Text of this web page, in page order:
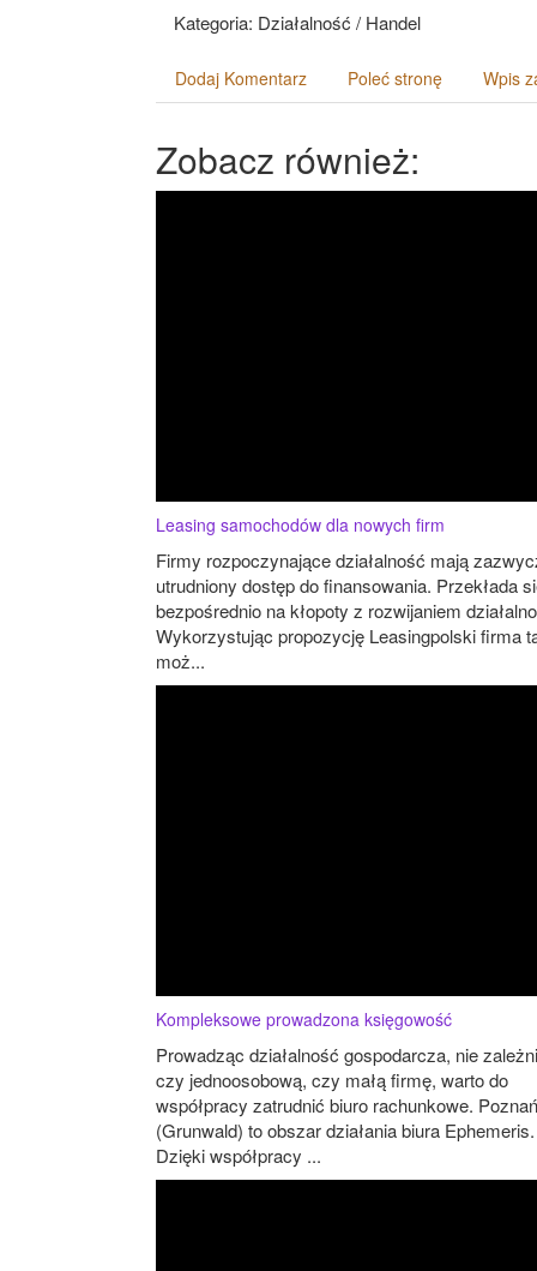
Kategoria: Działalność / Handel
Dodaj Komentarz Poleć stronę Wpis
Zobacz również:
Leasing samochodów dla nowych firm
Firmy rozpoczynające działalność mają
utrudniony dostęp do finansowania. Przekłada
bezpośrednio na kłopoty z rozwijaniem
Wykorzystując propozycję Leasingpolski firma
moż...
Kompleksowe prowadzona księgowość
Prowadząc działalność gospodarcza, nie
czy jednoosobową, czy małą firmę, warto do
współpracy zatrudnić biuro rachunkowe. Poznań
(Grunwald) to obszar działania biura Ephemeris.
Dzięki współpracy ...